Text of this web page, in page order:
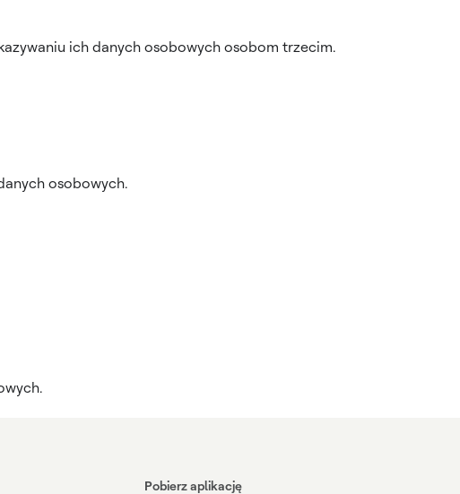
ich danych osobowych osobom trzecim.
osobowych.
Pobierz aplikację